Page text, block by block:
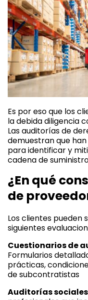
Es por eso que los
la debida diligencia
Las auditorías de
demuestran que
para identificar y
cadena de
¿En qué
de
Los clientes pueden
siguientes
Cuestionarios de
Formularios
prácticas,
de subcontratistas
Auditorías